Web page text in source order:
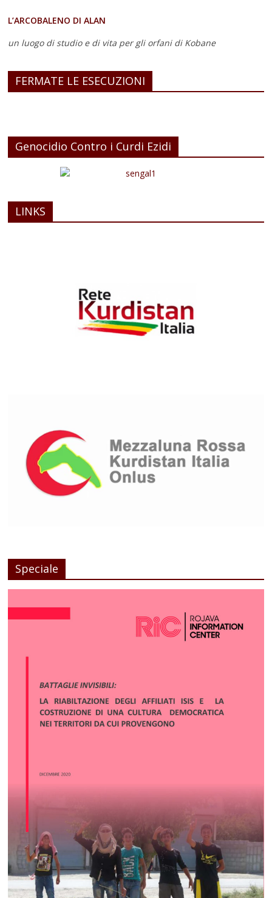
L’ARCOBALENO DI ALAN
un luogo di studio e di vita per gli orfani di Kobane
FERMATE LE ESECUZIONI
Genocidio Contro i Curdi Ezidi
LINKS
Speciale